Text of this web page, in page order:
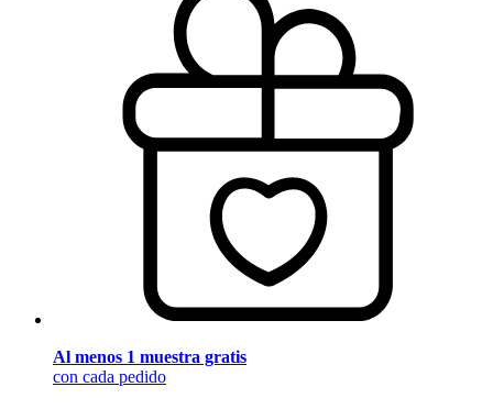
Al menos 1 muestra gratis
con cada pedido